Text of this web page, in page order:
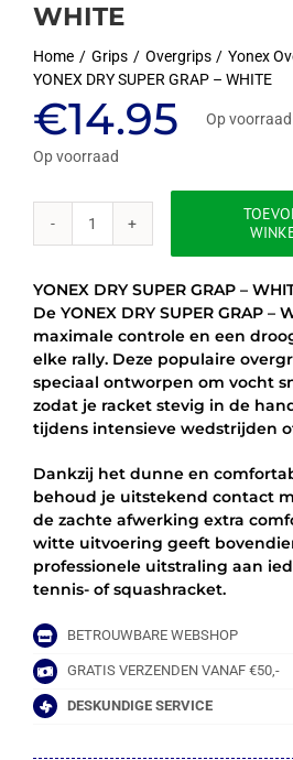
WHITE
Home Grips Overgrips Yonex
YONEX DRY SUPER GRAP – WHITE
€14.95 Op voorraad
Op voorraad
YONEX
WHITE
aantal
YONEX DRY SUPER GRAP –
De YONEX DRY SUPER GRAP –
maximale controle en een
elke rally. Deze populaire
speciaal ontworpen om vocht
zodat je racket stevig in de
tijdens intensieve wedstrijden
Dankzij het dunne en
behoud je uitstekend contact
de zachte afwerking extra
witte uitvoering geeft
professionele uitstraling aan
tennis- of squashracket.
BETROUWBARE WEBSHOP
GRATIS VERZENDEN VANAF €50,-
DESKUNDIGE SERVICE